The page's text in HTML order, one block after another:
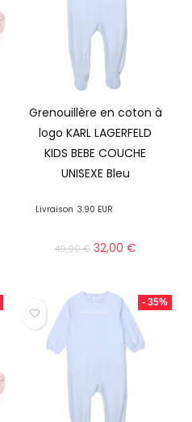
Grenouillère en coton à
logo KARL LAGERFELD
KIDS BEBE COUCHE
UNISEXE Bleu
Livraison 3.90 EUR
49,00€ 32,00€
- 35%